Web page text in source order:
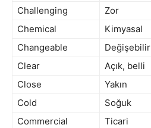
Challenging
Zor
Chemical
Kimyasal
Changeable
Değişebilir
Clear
Açık, belli
Close
Yakın
Cold
Soğuk
Commercial
Ticari